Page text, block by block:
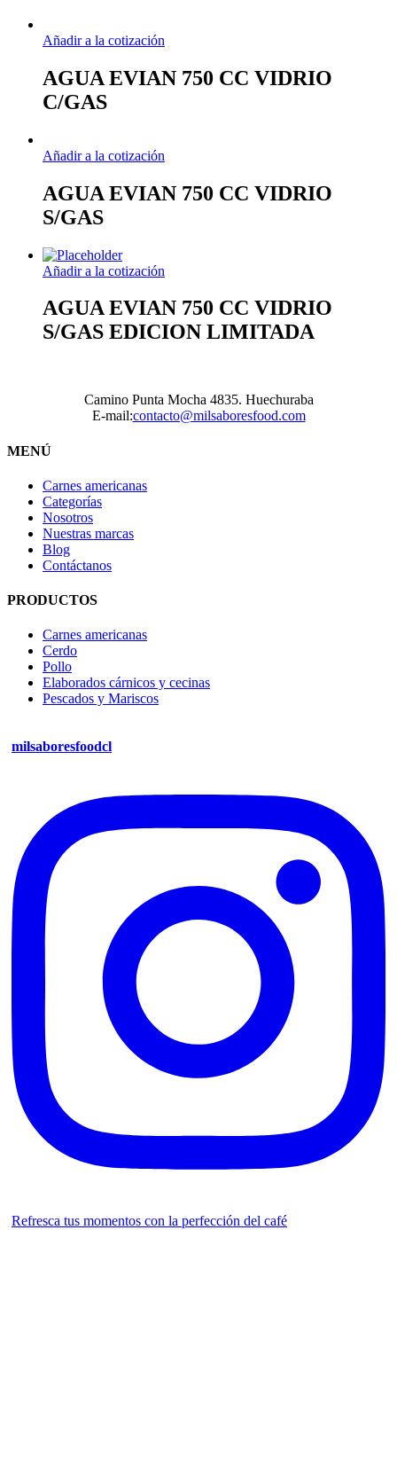
Añadir a la cotización
AGUA EVIAN 750 CC VIDRIO
C/GAS
Añadir a la cotización
AGUA EVIAN 750 CC VIDRIO
S/GAS
Añadir a la cotización
AGUA EVIAN 750 CC VIDRIO
S/GAS EDICION LIMITADA
Camino Punta Mocha 4835. Huechuraba
E-mail:contacto@milsaboresfood.com
MENÚ
Carnes americanas
Categorías
Nosotros
Nuestras marcas
Blog
Contáctanos
PRODUCTOS
Carnes americanas
Cerdo
Pollo
Elaborados cárnicos y cecinas
Pescados y Mariscos
milsaboresfoodcl
Refresca tus momentos con la perfección del café